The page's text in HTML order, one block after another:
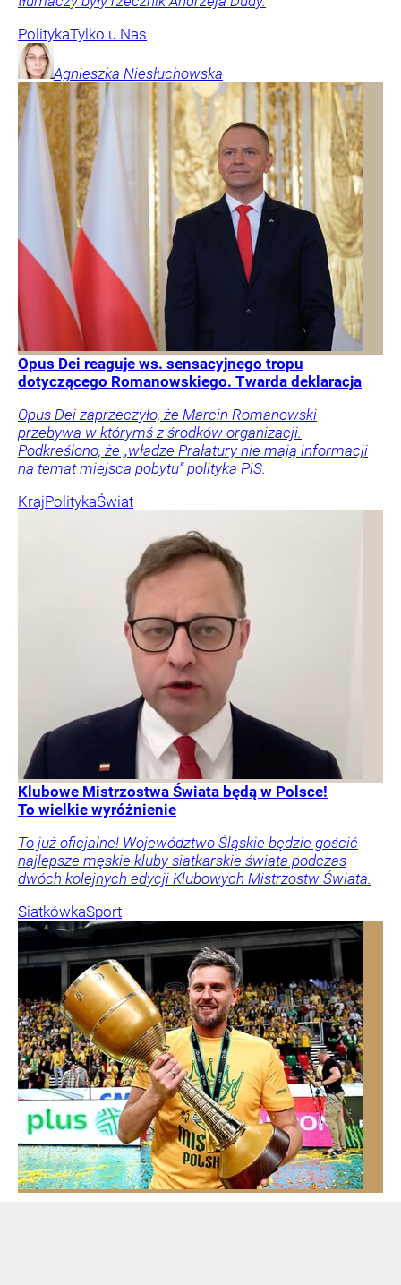
PolitykaTylko u Nas
Agnieszka Niesłuchowska
Opus Dei reaguje ws. sensacyjnego tropu
dotyczącego Romanowskiego. Twarda deklaracja
Opus Dei zaprzeczyło, że Marcin Romanowski
przebywa w którymś z środków organizacji.
Podkreślono, że „władze Prałatury nie mają informacji
na temat miejsca pobytu” polityka PiS.
KrajPolitykaŚwiat
Klubowe Mistrzostwa Świata będą w Polsce!
To wielkie wyróżnienie
To już oficjalne! Województwo Śląskie będzie gościć
najlepsze męskie kluby siatkarskie świata podczas
dwóch kolejnych edycji Klubowych Mistrzostw Świata.
SiatkówkaSport